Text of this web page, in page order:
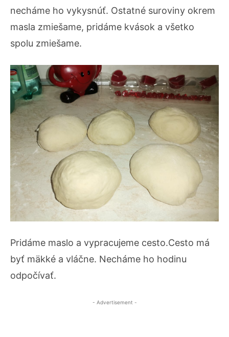
necháme ho vykysnúť. Ostatné suroviny okrem
masla zmiešame, pridáme kvások a všetko
spolu zmiešame.
Pridáme maslo a vypracujeme cesto.Cesto má
byť mäkké a vláčne. Necháme ho hodinu
odpočívať.
- Advertisement -